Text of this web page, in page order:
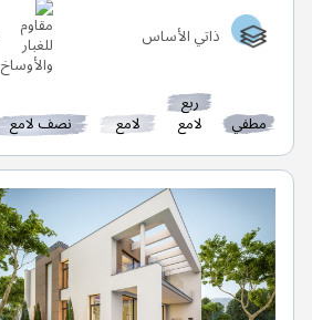
ذاتي الأساس
مطفي
ربع
لامع لامع نصف لامع